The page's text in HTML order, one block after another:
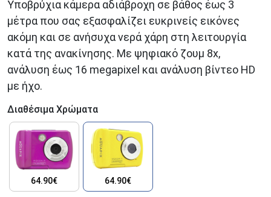
Υποβρύχια κάμερα αδιάβροχη σε βάθος έως 3
μέτρα που σας εξασφαλίζει ευκρινείς εικόνες
ακόμη και σε ανήσυχα νερά χάρη στη λειτουργία
κατά της ανακίνησης. Με ψηφιακό ζουμ 8x,
ανάλυση έως 16 megapixel και ανάλυση βίντεο HD
με ήχο.
Διαθέσιμα Χρώματα
64.90€ 64.90€